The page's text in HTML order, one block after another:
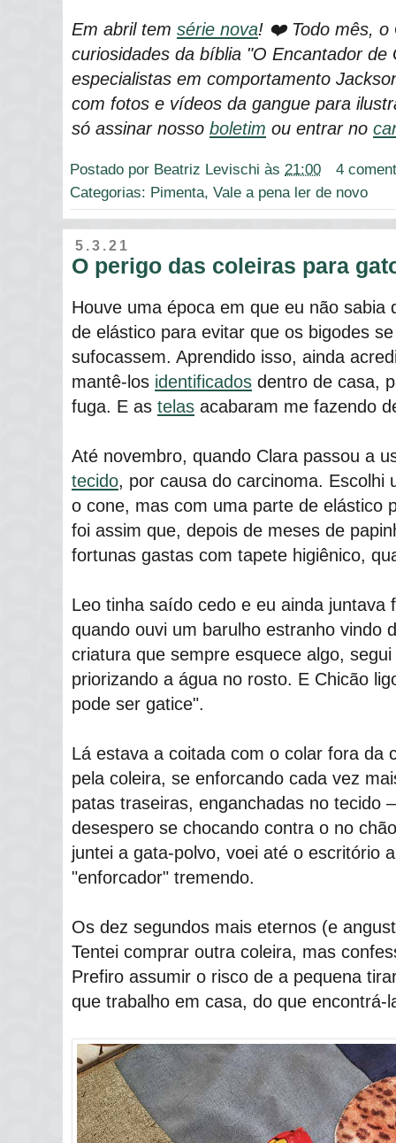
Em abril tem série nova! ❤️ Todo mês, o
curiosidades da bíblia "O Encantador de
especialistas em comportamento
com fotos e vídeos da gangue para
só assinar nosso boletim ou entrar no
Postado por Beatriz Levischi às 21:00
4
Categorias: Pimenta, Vale a pena ler de novo
5.3.21
O perigo das coleiras para
Houve uma época em que eu não sabia
de elástico para evitar que os bigodes
sufocassem. Aprendido isso, ainda
mantê-los identificados dentro de casa,
fuga. E as telas acabaram me fazendo
Até novembro, quando Clara passou a
tecido, por causa do carcinoma. Escolhi
o cone, mas com uma parte de elástico
foi assim que, depois de meses de
fortunas gastas com tapete higiênico,
Leo tinha saído cedo e eu ainda juntava
quando ouvi um barulho estranho vindo
criatura que sempre esquece algo,
priorizando a água no rosto. E Chicão
pode ser gatice".
Lá estava a coitada com o colar fora da
pela coleira, se enforcando cada vez
patas traseiras, enganchadas no tecido
desespero se chocando contra o no
juntei a gata-polvo, voei até o escritório
"enforcador" tremendo.
Os dez segundos mais eternos (e
Tentei comprar outra coleira, mas
Prefiro assumir o risco de a pequena
que trabalho em casa, do que encontrá-